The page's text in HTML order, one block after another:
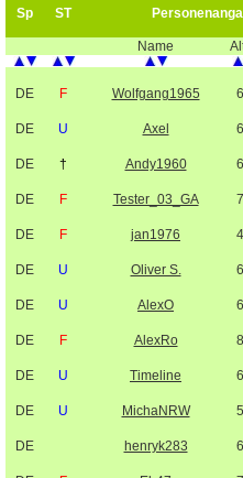
Sp ST
Name
DE F Wolfgang1965
DE U Axel
DE † Andy1960
DE F Tester_03_GA
DE F jan1976
DE U Oliver S.
DE U AlexO
DE F AlexRo
DE U Timeline
DE U MichaNRW
DE henryk283